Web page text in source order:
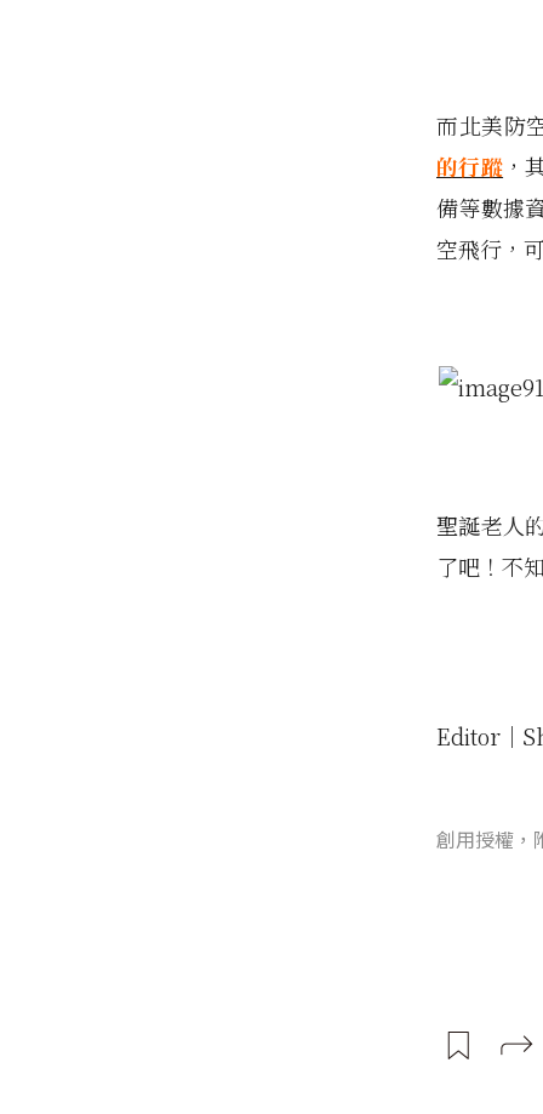
而北美防
的行蹤 ，
備等數據
空飛行，
聖誕老人
了吧！不
創用授權，